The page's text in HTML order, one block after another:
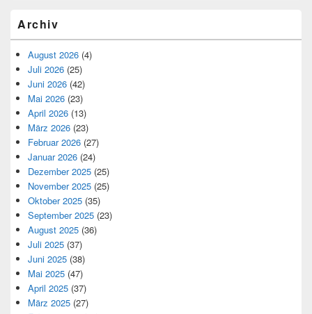
Archiv
August 2026 (4)
Juli 2026 (25)
Juni 2026 (42)
Mai 2026 (23)
April 2026 (13)
März 2026 (23)
Februar 2026 (27)
Januar 2026 (24)
Dezember 2025 (25)
November 2025 (25)
Oktober 2025 (35)
September 2025 (23)
August 2025 (36)
Juli 2025 (37)
Juni 2025 (38)
Mai 2025 (47)
April 2025 (37)
März 2025 (27)